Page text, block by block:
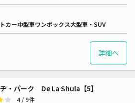
カー中型車ワンボックス大型車・SUV
詳細へ
・パーク De La Shula【5】
4/ 9件